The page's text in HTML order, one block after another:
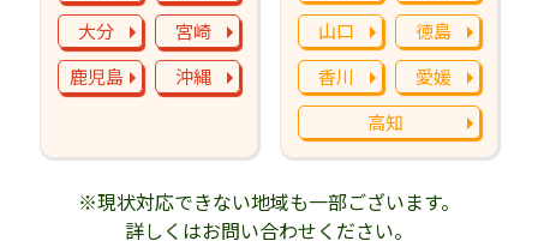
大分
宮崎
鹿児島
沖縄
山口
徳島
香川
愛媛
高知
※現状対応できない地域も一部ございます。
詳しくはお問い合わせください。